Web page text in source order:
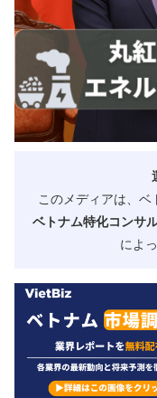
このメディアは、
ベトナム特化コンサ
によ